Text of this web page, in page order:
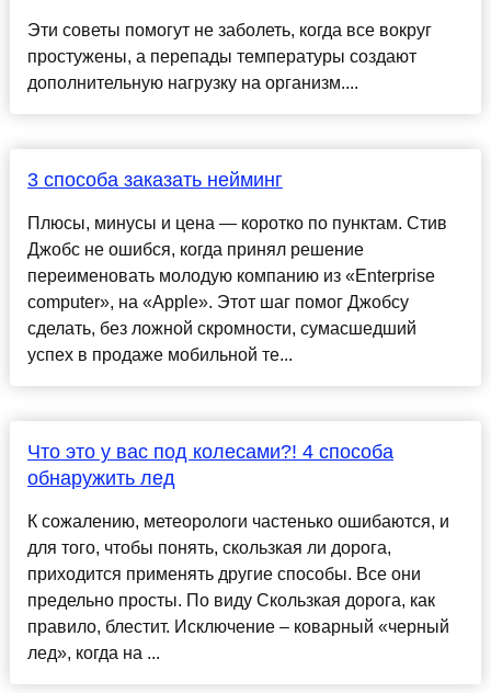
Эти советы помогут не заболеть, когда все вокруг
простужены, а перепады температуры создают
дополнительную нагрузку на организм....
3 способа заказать нейминг
Плюсы, минусы и цена — коротко по пунктам. Стив
Джобс не ошибся, когда принял решение
переименовать молодую компанию из «Enterprise
computer», на «Apple». Этот шаг помог Джобсу
сделать, без ложной скромности, сумасшедший
успех в продаже мобильной те...
Что это у вас под колесами?! 4 способа
обнаружить лед
К сожалению, метеорологи частенько ошибаются, и
для того, чтобы понять, скользкая ли дорога,
приходится применять другие способы. Все они
предельно просты. По виду Скользкая дорога, как
правило, блестит. Исключение – коварный «черный
лед», когда на ...